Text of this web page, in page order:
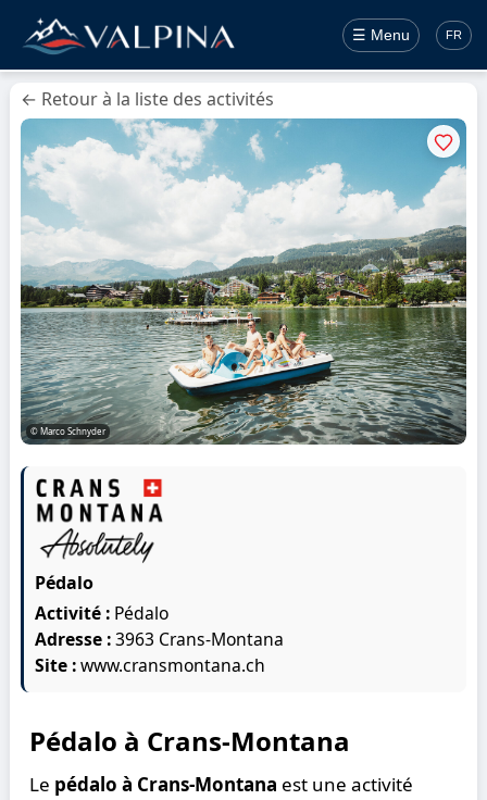
☰ Menu FR
← Retour à la liste des activités
Pédalo
Activité : Pédalo
Adresse :3963 Crans-Montana
Site :www.cransmontana.ch
© Marco Schnyder
Pédalo à Crans-Montana
Le pédalo à Crans-Montana est une activité